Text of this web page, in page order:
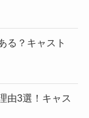
る？キャスト
由3選！キャス